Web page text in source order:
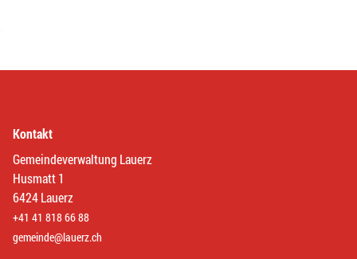
Kontakt
Gemeindeverwaltung Lauerz
Husmatt 1
6424 Lauerz
+41 41 818 66 88
gemeinde@lauerz.ch